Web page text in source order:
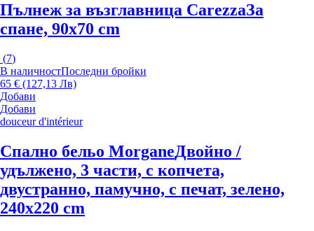
Пълнеж за възглавница CarezzaЗа
спане, 90x70 cm
(7)
В наличностПоследни бройки
65 € (127,13 Лв)
Добави
Добави
douceur d'intérieur
Спално бельо MorganeДвойно /
удължено, 3 части, с копчета,
двустранно, памучно, с печат, зелено,
240x220 cm